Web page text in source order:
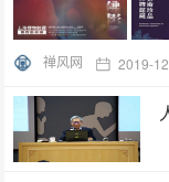
禅风网 2019-